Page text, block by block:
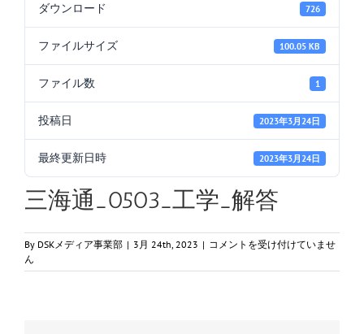
ダウンロード 726
ファイルサイズ 100.05 KB
ファイル数 1
投稿日 2023年3月24日
最終更新日時 2023年3月24日
三海通_0503_工学_解答
By DSKメディア事業部 | 3月 24th, 2023 | 三
通
コメントを受け付けていませ
ん